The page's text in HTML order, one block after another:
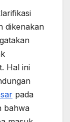
dikenakan
Hal ini
pada
bahwa